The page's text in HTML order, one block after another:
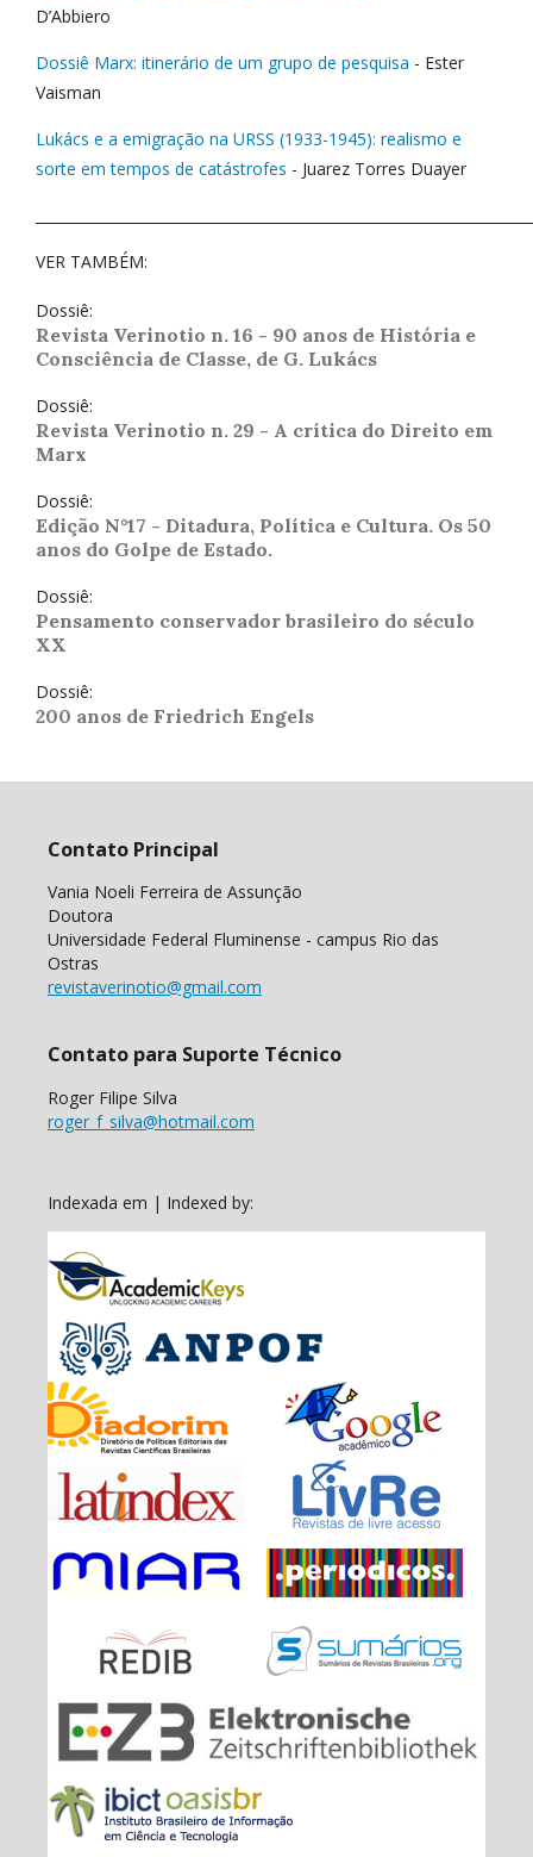
D’Abbiero
Dossiê Marx: itinerário de um grupo de pesquisa - Ester
Vaisman
Lukács e a emigração na URSS (1933-1945): realismo e
sorte em tempos de catástrofes - Juarez Torres Duayer
VER TAMBÉM:
Dossiê:
Revista Verinotio n. 16 - 90 anos de História e
Consciência de Classe, de G. Lukács
Dossiê:
Revista Verinotio n. 29 - A crítica do Direito em
Marx
Dossiê:
Edição N°17 - Ditadura, Política e Cultura. Os 50
anos do Golpe de Estado.
Dossiê:
Pensamento conservador brasileiro do século
XX
Dossiê:
200 anos de Friedrich Engels
Contato Principal
Vania Noeli Ferreira de Assunção
Doutora
Universidade Federal Fluminense - campus Rio das
Ostras
revistaverinotio@gmail.com
Contato para Suporte Técnico
Roger Filipe Silva
roger_f_silva@hotmail.com
Indexada em | Indexed by: